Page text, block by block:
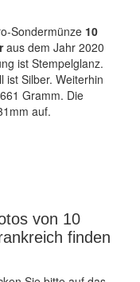
Sondermünze 10
aus dem Jahr 2020
ist Stempelglanz.
ist Silber. Weiterhin
Gramm. Die
auf.
von 10
finden